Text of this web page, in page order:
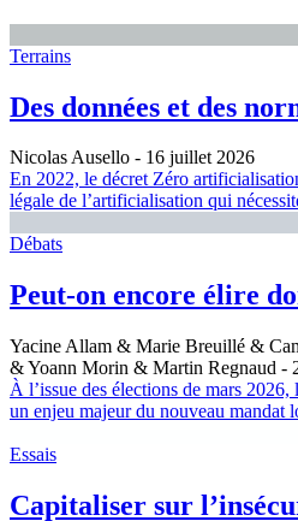
Terrains
Des données et des
Nicolas Ausello - 16 juillet 2026
En 2022, le décret Zéro
légale de l’artificialisation qui
Débats
Peut-on encore élire
Yacine Allam & Marie Breuillé &
& Yoann Morin & Martin Regnaud -
À l’issue des élections de mars
un enjeu majeur du nouveau mandat
Essais
Capitaliser sur